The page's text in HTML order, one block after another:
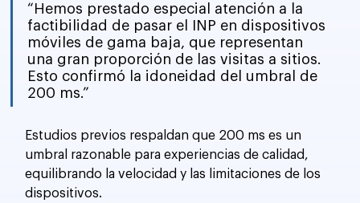
“Hemos prestado especial atención a la
factibilidad de pasar el INP en dispositivos
móviles de gama baja, que representan
una gran proporción de las visitas a sitios.
Esto confirmó la idoneidad del umbral de
200 ms.”
Estudios previos respaldan que 200 ms es un
umbral razonable para experiencias de calidad,
equilibrando la velocidad y las limitaciones de los
dispositivos.